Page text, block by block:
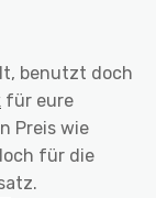
benutzt doch
für eure
Preis wie
für die